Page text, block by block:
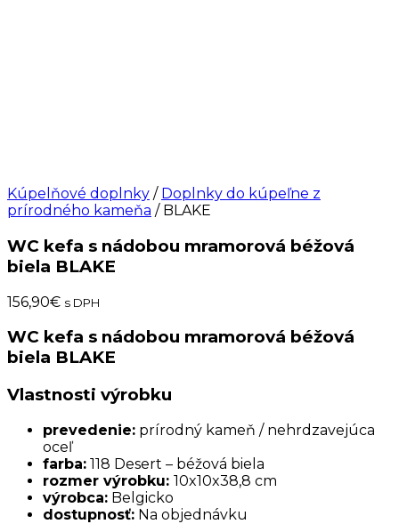
Kúpelňové doplnky / Doplnky do kúpeľne z
prírodného kameňa / BLAKE
WC kefa s nádobou mramorová béžová
biela BLAKE
156,90€ s DPH
WC kefa s nádobou mramorová béžová
biela BLAKE
Vlastnosti výrobku
prevedenie: prírodný kameň / nehrdzavejúca
oceľ
farba: 118 Desert – béžová biela
rozmer výrobku: 10x10x38,8 cm
výrobca: Belgicko
dostupnosť: Na objednávku